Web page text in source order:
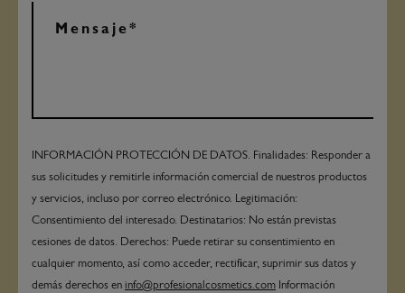
INFORMACIÓN PROTECCIÓN DE DATOS. Finalidades: Responder a
sus solicitudes y remitirle información comercial de nuestros productos
y servicios, incluso por correo electrónico. Legitimación:
Consentimiento del interesado. Destinatarios: No están previstas
cesiones de datos. Derechos: Puede retirar su consentimiento en
cualquier momento, así como acceder, rectificar, suprimir sus datos y
demás derechos en info@profesionalcosmetics.com Información